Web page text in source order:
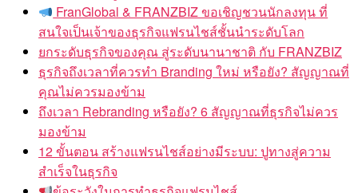
FranGlobal & FRANZBIZ ขอเชิญชวนนักลงทุน ที่
สนใจเป็นเจ้าของธุรกิจแฟรนไชส์ชั้นนำระดับโลก
ยกระดับธุรกิจของคุณ สู่ระดับนานาชาติ กับ FRANZBIZ
ธุรกิจถึงเวลาที่ควรทำ Branding ใหม่ หรือยัง? สัญญาณที่
คุณไม่ควรมองข้าม
ถึงเวลา Rebranding หรือยัง? 6 สัญญาณที่ธุรกิจไม่ควร
มองข้าม
12 ขั้นตอน สร้างแฟรนไชส์อย่างมีระบบ: ปูทางสู่ความ
สำเร็จในธุรกิจ